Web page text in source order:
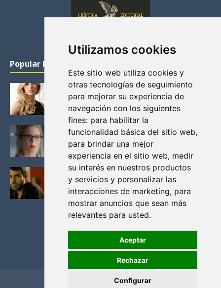
Utilizamos cookies
Este sitio web utiliza cookies y
otras tecnologías de seguimiento
para mejorar su experiencia de
navegación con los siguientes
fines: para habilitar la
funcionalidad básica del sitio web,
para brindar una mejor
experiencia en el sitio web, medir
su interés en nuestros productos
y servicios y personalizar las
interacciones de marketing, para
mostrar anuncios que sean más
relevantes para usted.
Aceptar
Rechazar
Configurar
Popular Posts
KATHERYN WINNICK: LA ACTRIZ MAS GUAPA DE
VIKINGOS
Junio 14, 2013
FELICITY (EMILY BETT RICKARDS), LAS FOTOS
MAS BONITAS DE LA ALIADA DE ARROW
Noviembre 30, 2013
BLACK MIRROR: TODA TU HISTORIA. EPISODIO 3.
LA CRITICA
Mayo 17, 2012
Privacidad y cookies Contacto